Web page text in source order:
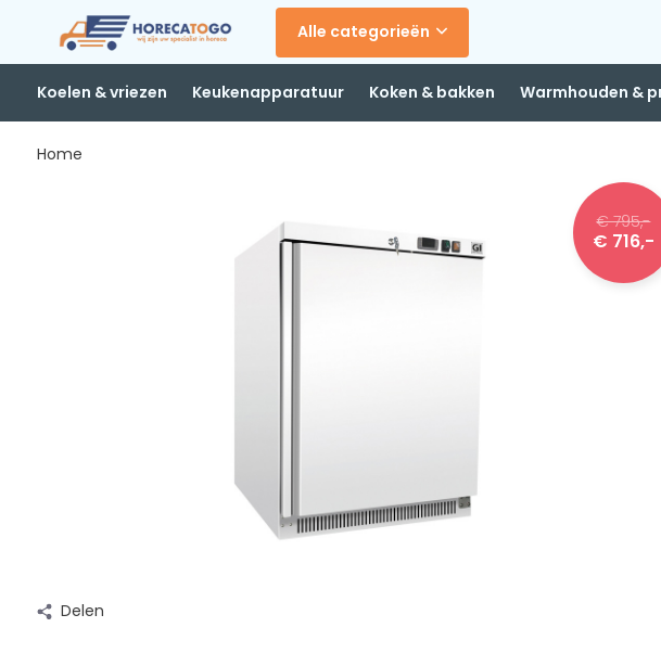
Alle categorieën
Koelen & vriezen Keukenapparatuur Koken & bakken Warmhouden &
Home
€ 795,-
€ 716,-
Delen